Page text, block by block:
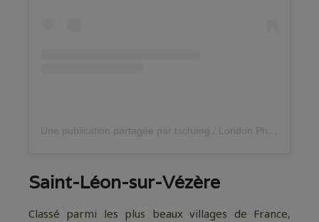
Une publication partagée par tschang / London Photographer (@tschang)
Saint-Léon-sur-Vézère
Classé parmi les plus beaux villages de France,